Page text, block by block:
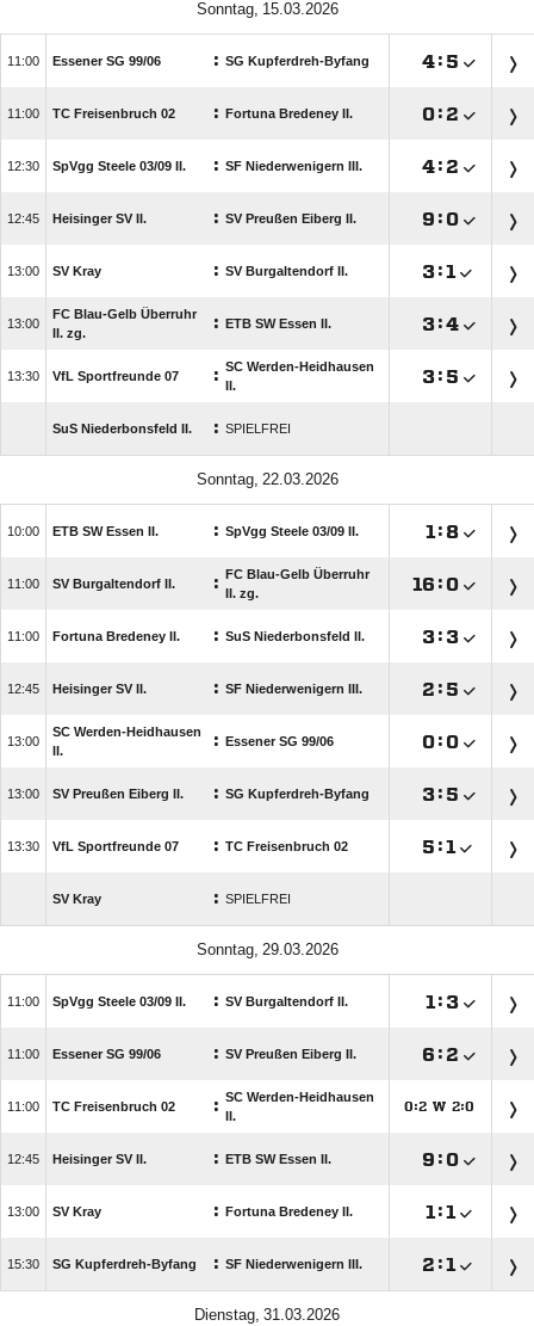
 
 Essener SG 99/​06 : SG Kupferdreh-Byfang : 
 TC Freisenbruch 02 : Fortuna Bredeney II. : 
 SpVgg Steele 03/​09 II. : SF Niederwenigern III. : 
 Heisinger SV II. : SV Preußen Eiberg II.  : 
 SV Kray : SV Burgaltendorf II. :

FC Blau-Gelb Überruhr
II. zg.
: ETB SW Essen II. :
 VfL Sportfreunde 07 : SC Werden-Heidhausen
II.
: 
SuS Niederbonsfeld II. : SPIELFREI
 
 ETB SW Essen II. : SpVgg Steele 03/​09 II.  : 
 SV Burgaltendorf II. : FC Blau-Gelb Überruhr
II. zg.
 : 
 Fortuna Bredeney II. : SuS Niederbonsfeld II. : 
 Heisinger SV II. : SF Niederwenigern III.  : 

SC Werden-Heidhausen
II.
: Essener SG 99/​06 : 
 SV Preußen Eiberg II. : SG Kupferdreh-Byfang : 
 VfL Sportfreunde 07 : TC Freisenbruch 02  :
SV Kray : SPIELFREI
 
 SpVgg Steele 03/​09 II. : SV Burgaltendorf II.  : 
 Essener SG 99/​06 : SV Preußen Eiberg II.  : 
 TC Freisenbruch 02 : SC Werden-Heidhausen
II.
:W :
 Heisinger SV II. : ETB SW Essen II.  : 
 SV Kray : Fortuna Bredeney II.  :
 SG Kupferdreh-Byfang : SF Niederwenigern III.  :
 